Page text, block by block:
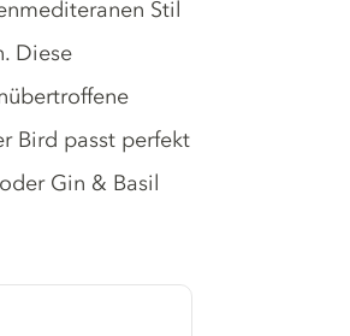
Stil
Diese
Bird passt perfekt
Gin & Basil